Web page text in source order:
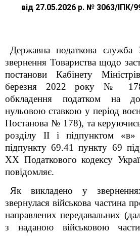
від 27.05.2026 р. № 3063/ІПК/
Державнаподаткова служба
звернення Товариства щодо
постанови Кабінету
березня 2022 року № 178
обкладення податком на
нульовою ставкою у період
Постанова № 178), та
розділу ІІ і підпунктом
підпункту 69.41 пункту 69
ХХ Податкового кодексу
повідомляє.
Як викладено у зверненн
звернулася військова частина
направлених передавальних
з наданою військовою